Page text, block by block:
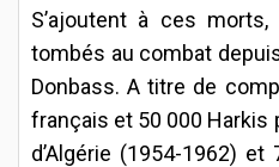
S’ajoutent à ces
tombés au combat
Donbass. A titre de
français et 50 000 Harkis
d’Algérie (1954-1962)